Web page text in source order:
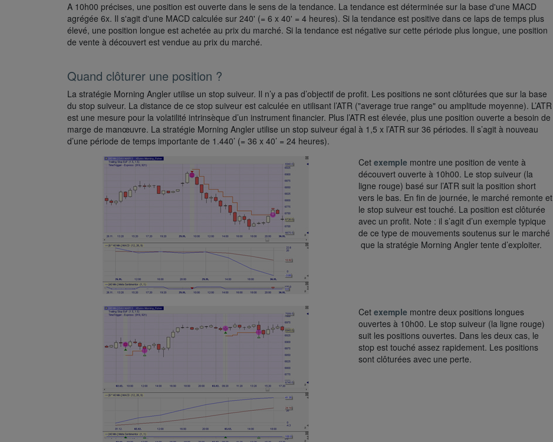
A 10h00 précises, une position est ouverte dans le sens de la tendance. La tendance est déterminée sur la base d'une MACD
agrégée 6x. Il s'agit d'une MACD calculée sur 240' (= 6 x 40' = 4 heures). Si la tendance est positive dans ce laps de temps plus
élevé, une position longue est achetée au prix du marché. Si la tendance est négative sur cette période plus longue, une position
de vente à découvert est vendue au prix du marché.
Quand clôturer une position ?
La stratégie Morning Angler utilise un stop suiveur. Il n’y a pas d’objectif de profit. Les positions ne sont clôturées que sur la base
du stop suiveur. La distance de ce stop suiveur est calculée en utilisant l’ATR ("average true range" ou amplitude moyenne). L’ATR
est une mesure pour la volatilité intrinsèque d’un instrument financier. Plus l’ATR est élevée, plus une position ouverte a besoin de
marge de manœuvre. La stratégie Morning Angler utilise un stop suiveur égal à 1,5 x l’ATR sur 36 périodes. Il s’agit à nouveau
d’une période de temps importante de 1.440’ (= 36 x 40’ = 24 heures).
Cetexemple montre une position de vente à
découvert ouverte à 10h00. Le stop suiveur (la
ligne rouge) basé sur l’ATR suit la position short
vers le bas. En fin de journée, le marché remonte et
le stop suiveur est touché. La position est clôturée
avec un profit. Note : il s’agit d’un exemple typique
de ce type de mouvements soutenus sur le marché
que la stratégie Morning Angler tente d’exploiter.
Cetexemple montre deux positions longues
ouvertes à 10h00. Le stop suiveur (la ligne rouge)
suit les positions ouvertes. Dans les deux cas, le
stop est touché assez rapidement. Les positions
sont clôturées avec une perte.